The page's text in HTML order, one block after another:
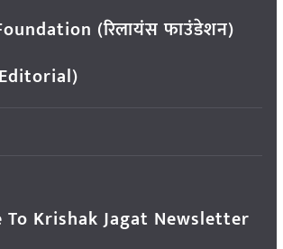
(रिलायंस फाउंडेशन)
To Krishak Jagat Newsletter